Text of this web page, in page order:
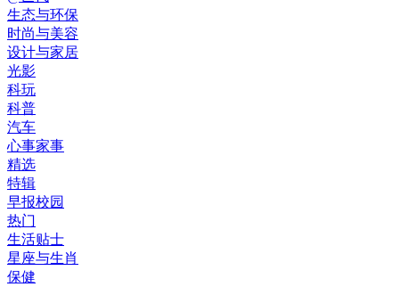
生态与环保
时尚与美容
设计与家居
光影
科玩
科普
汽车
心事家事
精选
特辑
早报校园
热门
生活贴士
星座与生肖
保健